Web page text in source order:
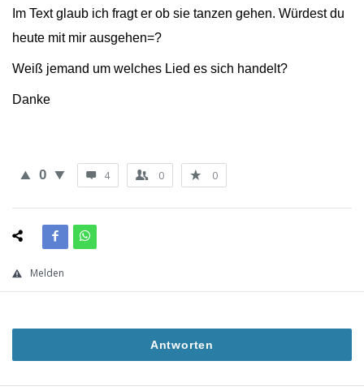
Im Text glaub ich fragt er ob sie tanzen gehen. Würdest du
heute mit mir ausgehen=?
Weiß jemand um welches Lied es sich handelt?
Danke
0 4 0 0
Melden
Antworten